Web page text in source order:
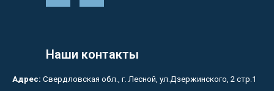
Наши контакты
Адрес: Свердловская обл., г. Лесной, ул.Дзержинского, 2 стр.1